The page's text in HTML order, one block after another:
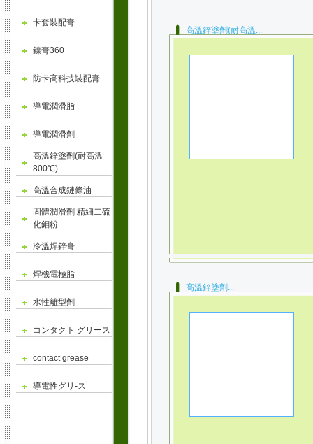
卡套裝配膏
鎳膏360
防卡高科技裝配膏
導電潤滑脂
導電潤滑劑
高溫鋅塗劑(耐高溫
800℃)
高溫合成鏈條油
固體潤滑劑 精細二硫
化鉬粉
冷溫焊鋅膏
焊機電極脂
水性離型劑
コンタクト グリース
contact grease
導電性グリ-ス
高溫鋅塗劑(耐高溫...
高溫鋅塗劑...